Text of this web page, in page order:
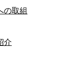
の取組
介